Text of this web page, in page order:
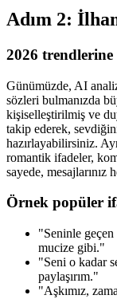
Adım 2:
2026
Günümüzde, AI
sözleri bulmanızda
kişiselleştirilmiş ve
takip ederek,
hazırlayabilirsiniz.
romantik ifadeler,
sayede, mesajlarınız
Örnek popüler
"Seninle
mucize gibi."
"Seni o kadar
paylaşırım."
"Aşkımız,